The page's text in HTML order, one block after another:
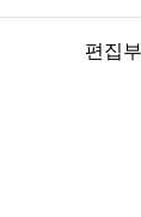
편집